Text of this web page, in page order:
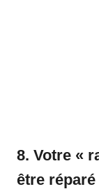
8. Votre «
être réparé